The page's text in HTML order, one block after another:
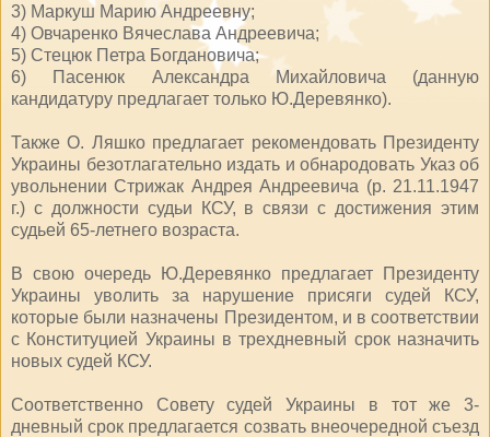
3) Маркуш Марию Андреевну;
4) Овчаренко Вячеслава Андреевича;
5) Стецюк Петра Богдановича;
6) Пасенюк Александра Михайловича (данную
кандидатуру предлагает только Ю.Деревянко).
Также О. Ляшко предлагает рекомендовать Президенту
Украины безотлагательно издать и обнародовать Указ об
увольнении Стрижак Андрея Андреевича (р. 21.11.1947
г.) с должности судьи КСУ, в связи с достижения этим
судьей 65-летнего возраста.
В свою очередь Ю.Деревянко предлагает Президенту
Украины уволить за нарушение присяги судей КСУ,
которые были назначены Президентом, и в соответствии
с Конституцией Украины в трехдневный срок назначить
новых судей КСУ.
Соответственно Совету судей Украины в тот же 3-
дневный срок предлагается созвать внеочередной съезд